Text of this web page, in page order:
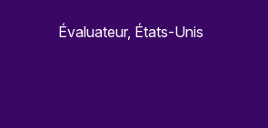
Évaluateur, États-Unis